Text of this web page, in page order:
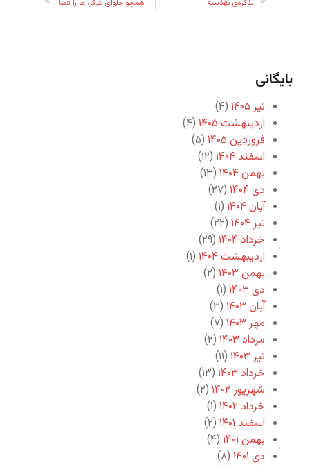
تذکره‌ی تهذیبیه همچو حلوای شکر، ما را قضا!
بایگانی
تیر ۱۴۰۵
(۴)
اردیبهشت ۱۴۰۵
(۴)
فروردین ۱۴۰۵
(۵)
اسفند ۱۴۰۴
(۱۲)
بهمن ۱۴۰۴
(۱۳)
دی ۱۴۰۴
(۲۷)
آبان ۱۴۰۴
(۱)
تیر ۱۴۰۴
(۲۲)
خرداد ۱۴۰۴
(۲۹)
اردیبهشت ۱۴۰۴
(۱)
بهمن ۱۴۰۳
(۲)
دی ۱۴۰۳
(۱)
آبان ۱۴۰۳
(۳)
مهر ۱۴۰۳
(۷)
مرداد ۱۴۰۳
(۲)
تیر ۱۴۰۳
(۱۱)
خرداد ۱۴۰۳
(۱۳)
شهریور ۱۴۰۲
(۲)
خرداد ۱۴۰۲
(۱)
اسفند ۱۴۰۱
(۲)
بهمن ۱۴۰۱
(۴)
دی ۱۴۰۱
(۸)